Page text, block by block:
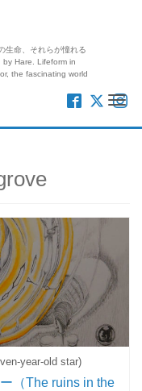
命、それらが憧れる
Hare. Lifeform in
the fascinating world
year-old star)
（The ruins in the